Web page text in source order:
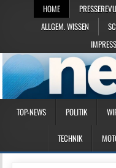
HOME
ALLGEM. WISSEN
TOP-NEWS POLITIK
TECHNIK